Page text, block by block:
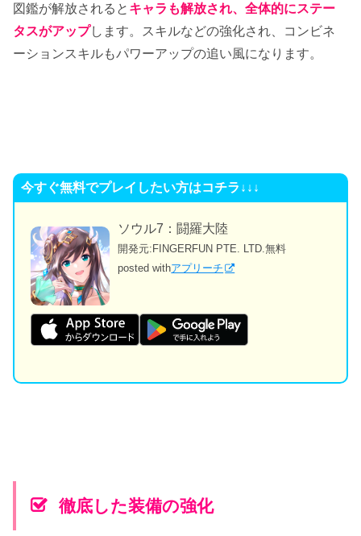
図鑑が解放されると キャラも解放され、全体的にステー
タスがアップします。スキルなどの強化され、コンビネ
ーションスキルもパワーアップの追い風になります。
今すぐ無料でプレイしたい方はコチラ↓↓↓
ソウル7：闘羅大陸
開発元: FINGERFUN PTE. LTD.無料
posted withアプリーチ
徹底した装備の強化